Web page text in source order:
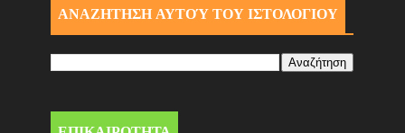
ΑΝΑΖΗΤΗΣΗ ΑΥΤΟΎ ΤΟΥ ΙΣΤΟΛΟΓΙΟΥ